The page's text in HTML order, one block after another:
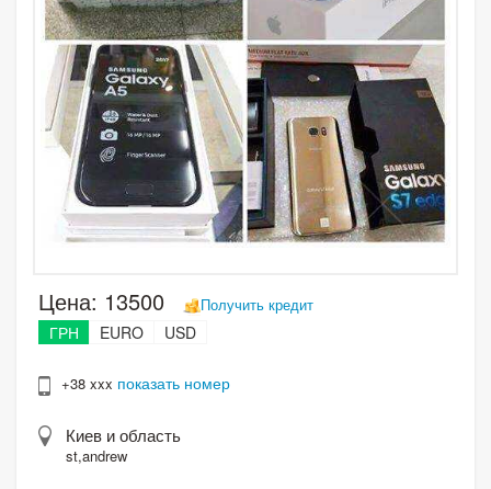
Цена: 13500 Получить кредит
ГРН EURO USD
+38 xxx показать номер
Киев и область
st,andrew